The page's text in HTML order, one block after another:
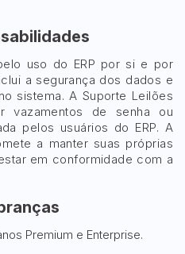
uso do ERP por si e por
a segurança dos dados e
sistema. A Suporte Leilões
vazamentos de senha ou
pelos usuários do ERP. A
a manter suas próprias
em conformidade com a
Premium e Enterprise.